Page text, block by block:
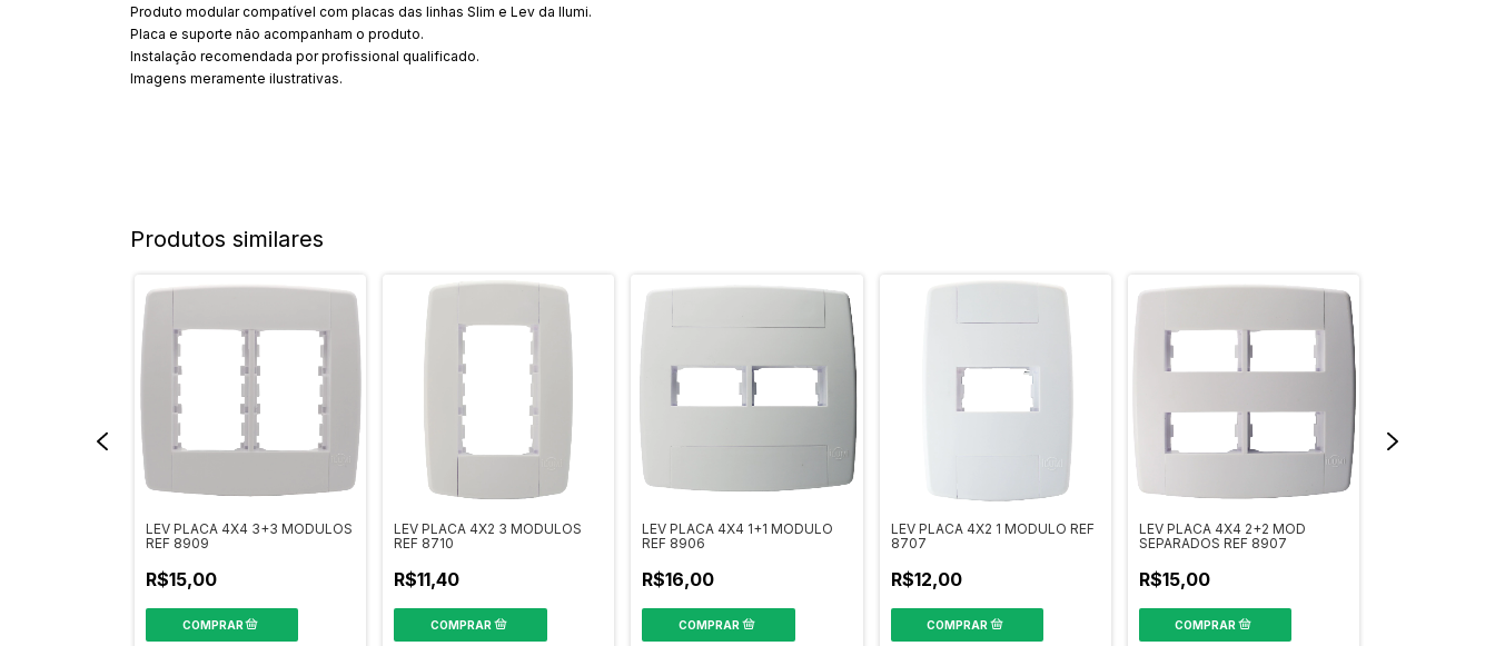
Produto modular compatível com placas das linhas Slim e Lev da Ilumi.
Placa e suporte não acompanham o produto.
Instalação recomendada por profissional qualificado.
Imagens meramente ilustrativas.
Produtos similares
LEV PLACA 4X4 3+3 MODULOS
REF 8909
R$15,00
LEV PLACA 4X2 3 MODULOS
REF 8710
R$11,40
LEV PLACA 4X4 1+1 MODULO
REF 8906
R$16,00
LEV PLACA 4X2 1 MODULO REF
8707
R$12,00
LEV PLACA 4X4 2+2 MOD
SEPARADOS REF 8907
R$15,00